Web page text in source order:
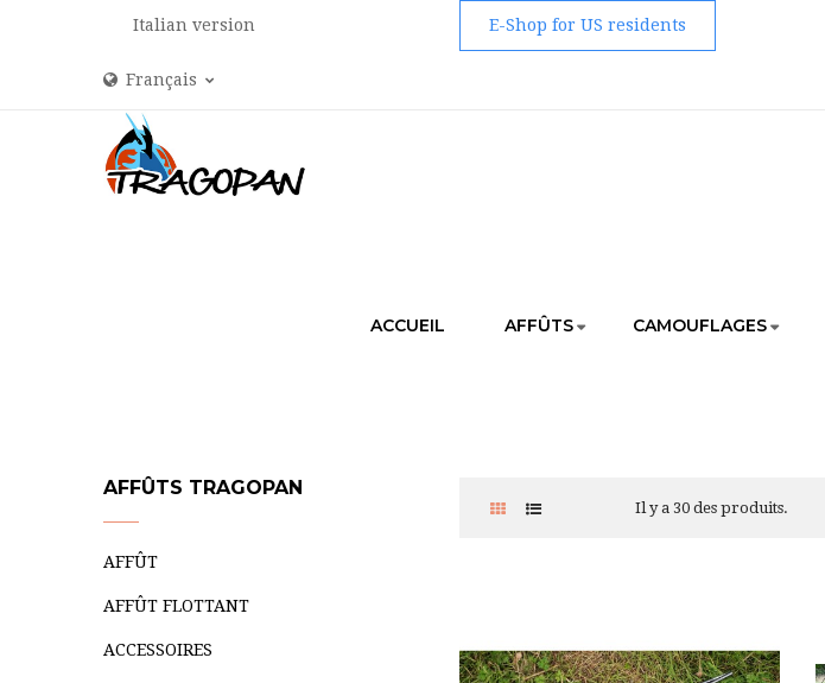
Italian version E-Shop for US residents
Français
ACCUEIL AFFÛTS CAMOUFLAGES
AFFÛTS TRAGOPAN
AFFÛT
AFFÛT FLOTTANT
ACCESSOIRES
Il y a 30 des produits.